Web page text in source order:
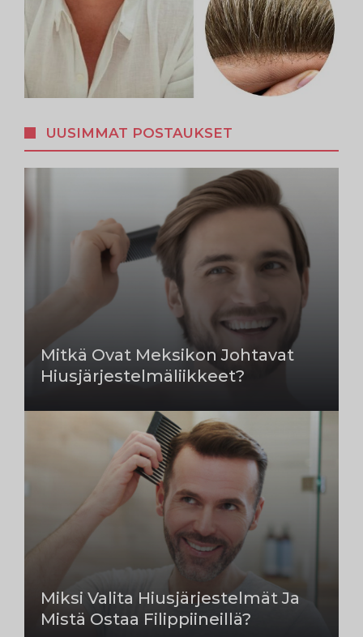
UUSIMMAT POSTAUKSET
Mitkä Ovat Meksikon Johtavat
Hiusjärjestelmäliikkeet?
Miksi Valita Hiusjärjestelmät Ja
Mistä Ostaa Filippiineillä?